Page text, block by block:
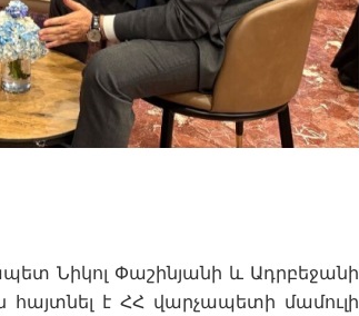
Նիկոլ Փաշինյանի և Ադրբեջանի
է ՀՀ վարչապետի մամուլի